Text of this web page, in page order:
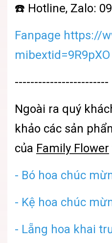
☎️ Hotline, Zalo:
Fanpage https://
mibextid=9R9pXO
------------------------
Ngoài ra quý
khảo các sản
của Family Flower
- Bó hoa chúc
- Kệ hoa chúc
- Lẵng hoa khai